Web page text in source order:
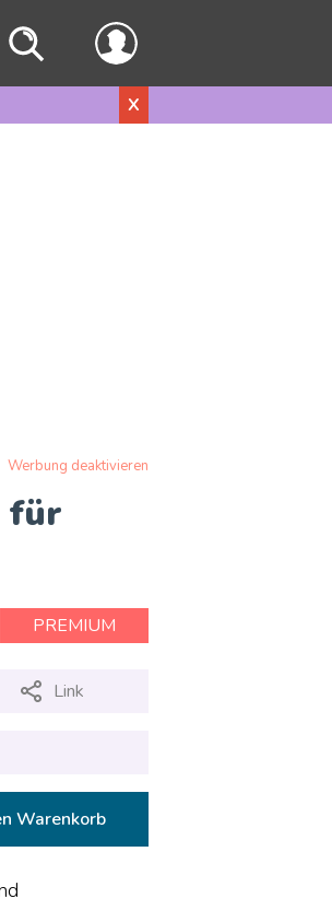
X
Werbung deaktivieren
für
PREMIUM
Link
Warenkorb